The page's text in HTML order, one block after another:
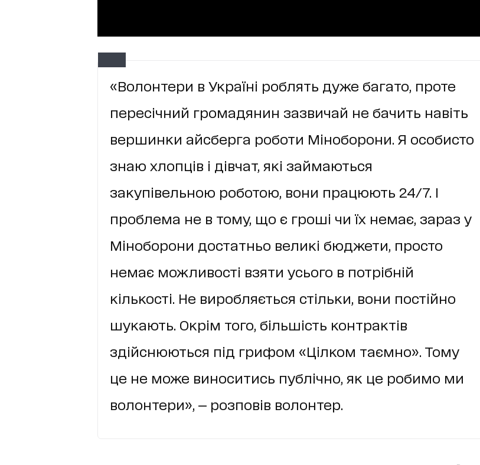
«Волонтери в Україні роблять дуже багато, проте
пересічний громадянин зазвичай не бачить навіть
вершинки айсберга роботи Міноборони. Я особисто
знаю хлопців і дівчат, які займаються
закупівельною роботою, вони працюють 24/7. І
проблема не в тому, що є гроші чи їх немає, зараз у
Міноборони достатньо великі бюджети, просто
немає можливості взяти усього в потрібній
кількості. Не виробляється стільки, вони постійно
шукають. Окрім того, більшість контрактів
здійснюються під грифом «Цілком таємно». Тому
це не може виноситись публічно, як це робимо ми
волонтери», — розповів волонтер.